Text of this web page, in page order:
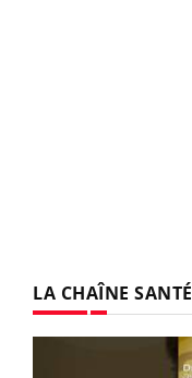
LA CHAÎNE SANTÉ